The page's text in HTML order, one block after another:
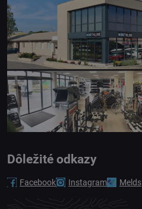
Dôležité odkazy
Facebook Instagram Melds